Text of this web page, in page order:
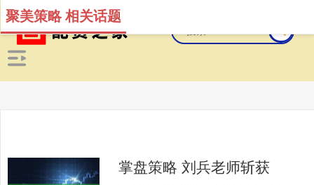
聚美策略 相关话题
掌盘策略 刘兵老师斩获